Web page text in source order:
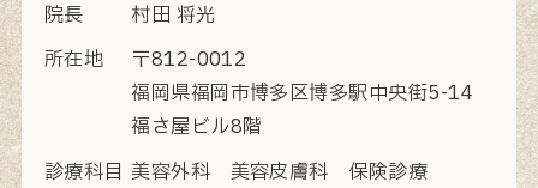
院長
村田 将光
所在地
〒812-0012
福岡県福岡市博多区博多駅中央街5-14
福さ屋ビル8階
診療科目 美容外科 美容皮膚科 保険診療